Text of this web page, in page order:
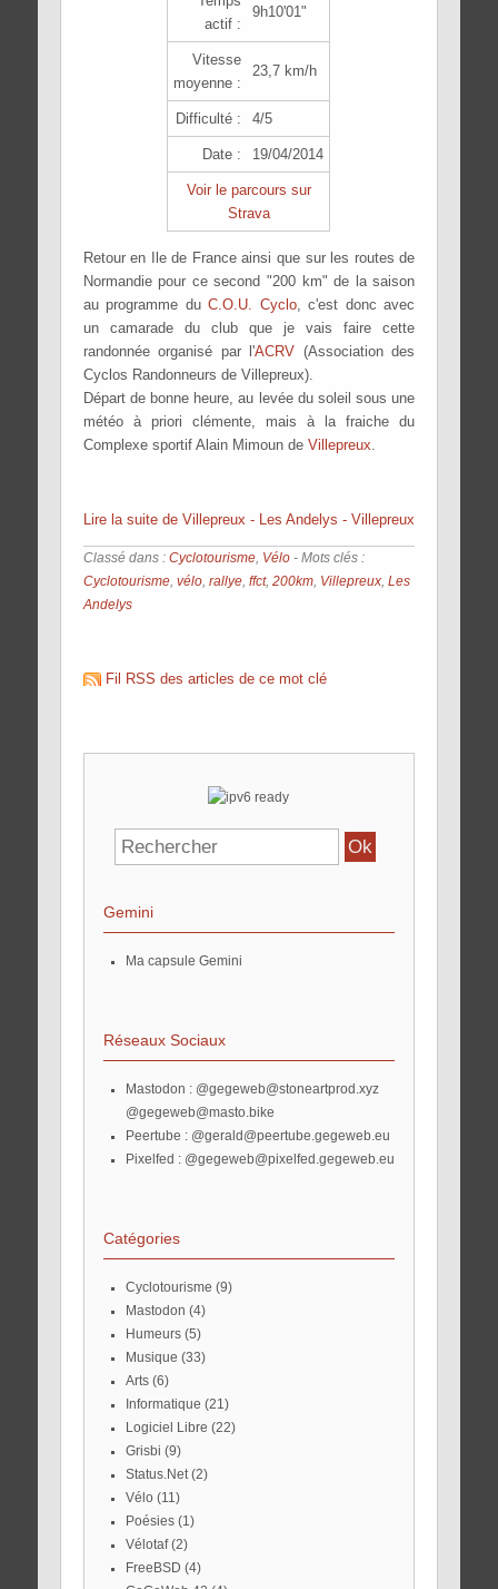
actif :
9h10'01"
Vitesse
moyenne :
23,7 km/h
Difficulté : 4/5
Date : 19/04/2014
Voir le parcours sur
Strava
Retour en Ile de France ainsi que sur les routes de
Normandie pour ce second "200 km" de la saison
au programme duC.O.U. Cyclo, c'est donc avec
un camarade du club que je vais faire cette
randonnée organisé par l'ACRV (Association des
Cyclos Randonneurs de Villepreux).
Départ de bonne heure, au levée du soleil sous une
météo à priori clémente, mais à la fraiche du
Complexe sportif Alain Mimoun de Villepreux
Lire la suite de Villepreux - Les Andelys - Villepreux
Classé dans : Cyclotourisme, Vélo- Mots clés :
Cyclotourisme, vélo, rallye, ffct, 200km, Villepreux, Les
Andelys
Fil RSS des articles de ce mot clé
Gemini
Ma capsule Gemini
Réseaux Sociaux
Mastodon : @gegeweb@stoneartprod.xyz
@gegeweb@masto.bike
Peertube : @gerald@peertube.gegeweb.eu
Pixelfed : @gegeweb@pixelfed.gegeweb.eu
Catégories
Cyclotourisme (9)
Mastodon (4)
Humeurs(5)
Musique (33)
Arts(6)
Informatique (21)
Logiciel Libre (22)
Grisbi (9)
Status.Net(2)
Vélo(11)
Poésies(1)
Vélotaf(2)
FreeBSD (4)